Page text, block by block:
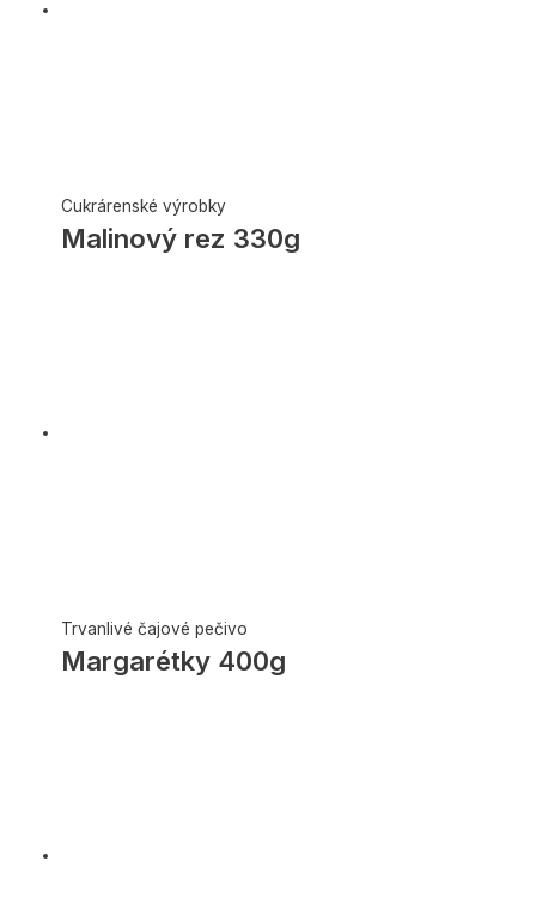
Cukrárenské výrobky
Malinový rez 330g
Trvanlivé čajové pečivo
Margarétky 400g